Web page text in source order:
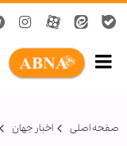
صفحه اصلی اخبار جهان